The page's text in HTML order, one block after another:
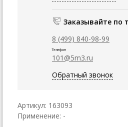
Заказывайте по
8 (499) 840-98-99
Телефон
101@5m3.ru
Обратный звонок
Артикул: 163093
Применение: -